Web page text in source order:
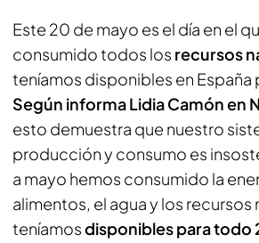
Este 20 de mayo es el día en el
consumido todos los recursos
teníamos disponibles en España
Según informa Lidia Camón en
esto demuestra que nuestro
producción y consumo es
a mayo hemos consumido la
alimentos, el agua y los recursos
teníamosdisponibles para todo